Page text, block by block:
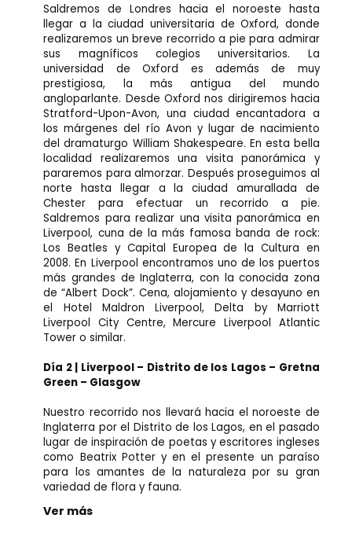
Saldremos de Londres hacia el noroeste hasta
llegar a la ciudad universitaria de Oxford, donde
realizaremos un breve recorrido a pie para admirar
sus magníficos colegios universitarios. La
universidad de Oxford es además de muy
prestigiosa, la más antigua del mundo
angloparlante. Desde Oxford nos dirigiremos hacia
Stratford-Upon-Avon, una ciudad encantadora a
los márgenes del río Avon y lugar de nacimiento
del dramaturgo William Shakespeare. En esta bella
localidad realizaremos una visita panorámica y
pararemos para almorzar. Después proseguimos al
norte hasta llegar a la ciudad amurallada de
Chester para efectuar un recorrido a pie.
Saldremos para realizar una visita panorámica en
Liverpool, cuna de la más famosa banda de rock:
Los Beatles y Capital Europea de la Cultura en
2008. En Liverpool encontramos uno de los puertos
más grandes de Inglaterra, con la conocida zona
de “Albert Dock”. Cena, alojamiento y desayuno en
el Hotel Maldron Liverpool, Delta by Marriott
Liverpool City Centre, Mercure Liverpool Atlantic
Tower o similar.
Día 2 | Liverpool – Distrito de los Lagos – Gretna
Green – Glasgow
Nuestro recorrido nos llevará hacia el noroeste de
Inglaterra por el Distrito de los Lagos, en el pasado
lugar de inspiración de poetas y escritores ingleses
como Beatrix Potter y en el presente un paraíso
para los amantes de la naturaleza por su gran
variedad de flora y fauna.
Ver más